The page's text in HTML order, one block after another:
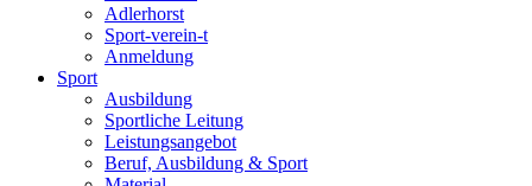
Adlerhorst
Sport-verein-t
Anmeldung
Sport
Ausbildung
Sportliche Leitung
Leistungsangebot
Beruf, Ausbildung & Sport